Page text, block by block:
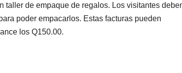
taller de empaque de regalos. Los visitantes
poder empacarlos. Estas facturas pueden
los Q150.00.